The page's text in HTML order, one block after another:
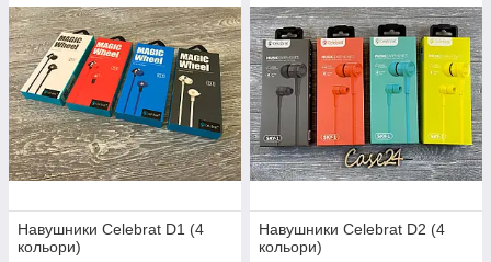
Навушники Celebrat D1 (4
кольори)
Навушники Celebrat D2 (4
кольори)